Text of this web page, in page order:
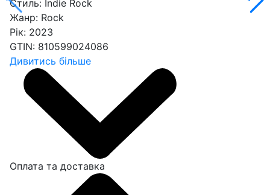
Стиль: Indie Rock
Жанр: Rock
Рік: 2023
GTIN: 810599024086
Дивитись більше
Оплата та доставка